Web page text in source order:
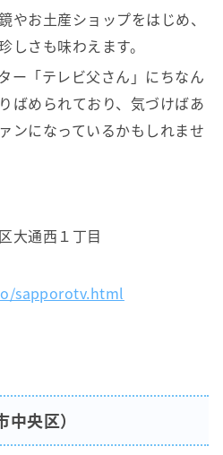
やお土産ショップをはじめ、
しさも味わえます。
ー「テレビ父さん」にちなん
ばめられており、気づけばあ
ンになっているかもしれませ
大通西１丁目
sapporotv.html
央区）